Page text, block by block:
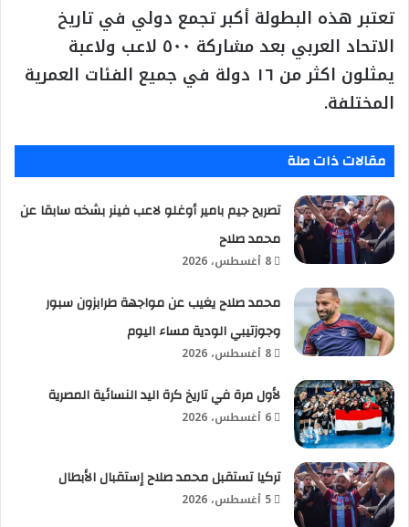
تعتبر هذه البطولة أكبر تجمع دولي في تاريخ
الاتحاد العربي بعد مشاركة ٥٠٠ لاعب ولاعبة
يمثلون اكثر من ١٦ دولة في جميع الفئات العمرية
المختلفة.
مقالات ذات صلة
تصريح جيم بامير أوغلو لاعب فينر بشخه سابقا عن
محمد صلاح
8 أغسطس، 2026
محمد صلاح يغيب عن مواجهة طرابزون سبور
وجوزتيبي الودية مساء اليوم
8 أغسطس، 2026
لأول مرة في تاريخ كرة اليد النسائية المصرية
6 أغسطس، 2026
تركيا تستقبل محمد صلاح إستقبال الأبطال
5 أغسطس، 2026